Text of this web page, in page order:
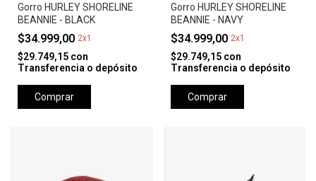
Gorro HURLEY SHORELINE
BEANNIE - BLACK
$34.999,00 2x1
$29.749,15 con
Transferencia o depósito
Comprar
Gorro HURLEY SHORELINE
BEANNIE - NAVY
$34.999,00 2x1
$29.749,15 con
Transferencia o depósito
Comprar